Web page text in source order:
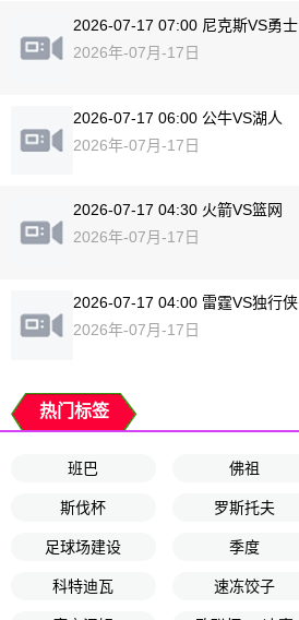
2026-07-17 07:00 尼克斯VS勇士
2026年-07月-17日
2026-07-17 06:00 公牛VS湖人
2026年-07月-17日
2026-07-17 04:30 火箭VS篮网
2026年-07月-17日
2026-07-17 04:00 雷霆VS独行侠
2026年-07月-17日
热门标签
班巴 佛祖
斯伐杯 罗斯托夫
足球场建设 季度
科特迪瓦 速冻饺子